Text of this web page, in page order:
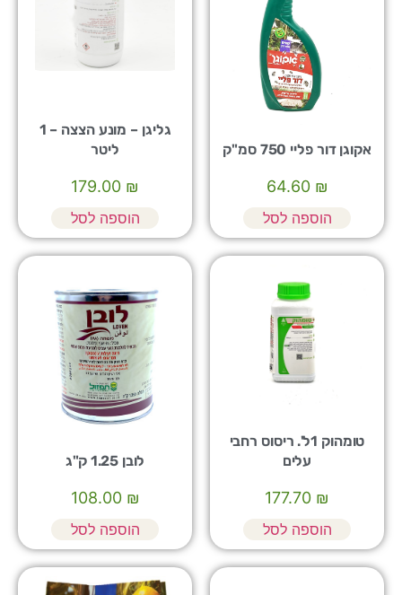
אקוגן דור פליי 750 סמ"ק
₪
64.60
הוספה לסל
גליגן – מונע הצצה – 1
ליטר
₪
הוספה לסל
טומהוק 1ל'. ריסוס רחבי
עלים
₪
הוספה לסל
לובן 1.25 ק"ג
₪
108.00
הוספה לסל